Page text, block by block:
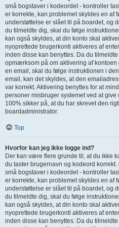
små bogstaver i kodeordet - kontroller
er korrekte, kan problemet skyldes en af
understøttelse er slået til på boardet, og
du tilmeldte dig, skal du følge
kan også skyldes, at din konto skal
nyoprettede brugerkonti aktiveres af
inden disse kan benyttes. Da du
opmærksom på om aktivering af
en email, skal du følge instruktionen i
email, kan det skyldes, at den
var korrekt. Aktivering benyttes for at
personer misbruger systemet ved at
100% sikker på, at du har skrevet den
boardadministrator.
Top
Hvorfor kan jeg ikke logge ind?
Der kan være flere grunde til, at du ikke
du taster brugernavn og kodeord
små bogstaver i kodeordet - kontroller
er korrekte, kan problemet skyldes en af
understøttelse er slået til på boardet, og
du tilmeldte dig, skal du følge
kan også skyldes, at din konto skal
nyoprettede brugerkonti aktiveres af
inden disse kan benyttes. Da du